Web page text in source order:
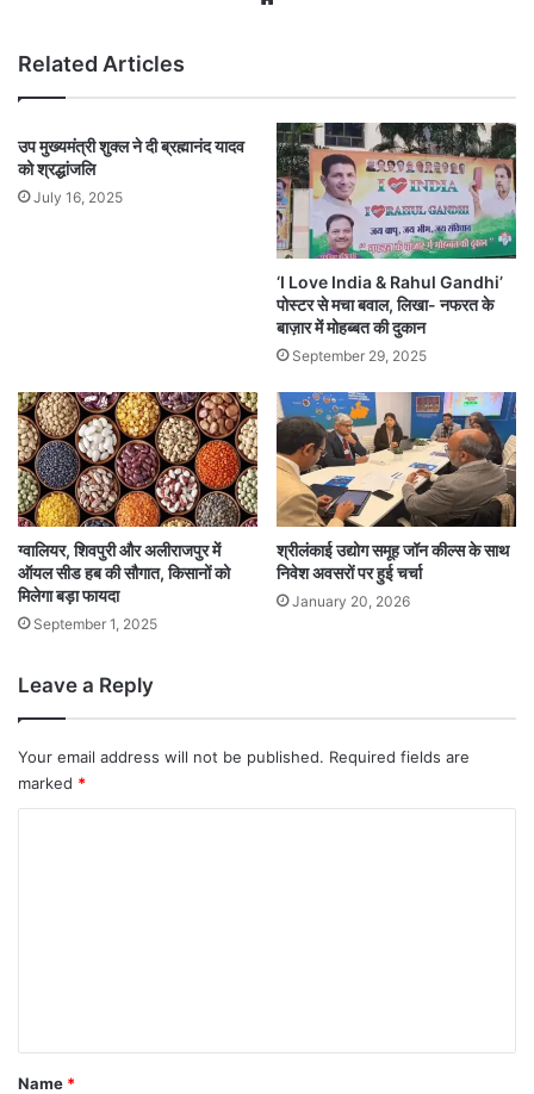
Related Articles
उप मुख्यमंत्री शुक्ल ने दी ब्रह्मानंद यादव
को श्रद्धांजलि
July 16, 2025
‘I Love India & Rahul Gandhi’
पोस्टर से मचा बवाल, लिखा- नफरत के
बाज़ार में मोहब्बत की दुकान
September 29, 2025
ग्वालियर, शिवपुरी और अलीराजपुर में
ऑयल सीड हब की सौगात, किसानों को
मिलेगा बड़ा फायदा
September 1, 2025
श्रीलंकाई उद्योग समूह जॉन कील्स के साथ
निवेश अवसरों पर हुई चर्चा
January 20, 2026
Leave a Reply
Your email address will not be published. Required fields are
marked *
*
Name *